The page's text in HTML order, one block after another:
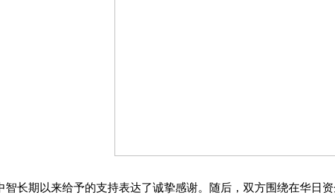
长期以来给予的支持表达了诚挚感谢。随后，双方围绕在华日